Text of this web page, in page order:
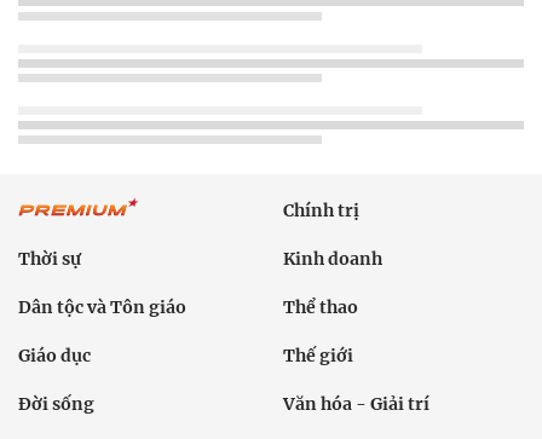
Chính trị
Thời sự Kinh doanh
Dân tộc và Tôn giáo Thể thao
Giáo dục Thế giới
Đời sống Văn hóa - Giải trí